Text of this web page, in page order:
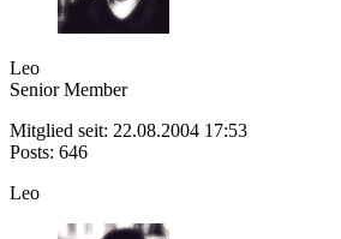
Leo
Senior Member
Mitglied seit: 22.08.2004 17:53
Posts: 646
Leo